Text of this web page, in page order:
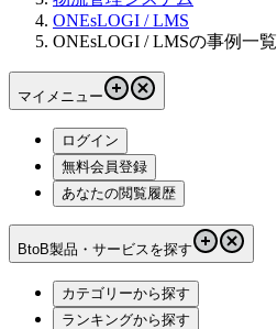
ONEsLOGI / LMS
ONEsLOGI / LMSの事例一覧
マイメニュー
ログイン
無料会員登録
あなたの閲覧履歴
BtoB製品・サービスを探す
カテゴリーから探す
ランキングから探す